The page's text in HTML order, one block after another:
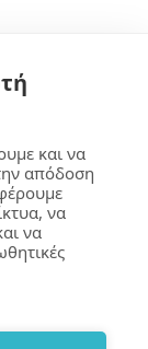
και να
απόδοση
να
να